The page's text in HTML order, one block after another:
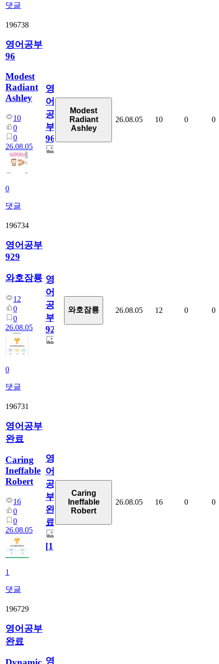
댓글
196738
영어공부
96
Modest
Radiant
Ashley
10
0
0
26.08.05
0
댓글
영
어
공
부
96
Modest
Radiant
Ashley
26.08.05 10 0 0
196734
영어공부
929
와호잠룡
12
0
0
26.08.05
0
댓글
영
어
공
부
929
와호잠룡 26.08.05 12 0 0
196731
영어공부
완료
Caring
Ineffable
Robert
16
0
0
26.08.05
1
댓글
영
어
공
부
완
료
[1]
Caring
Ineffable
Robert
26.08.05 16 0 0
196729
영어공부
완료
영